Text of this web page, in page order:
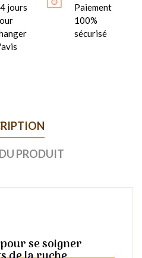
jours
Paiement
100%
sécurisé
PRODUIT
se soigner